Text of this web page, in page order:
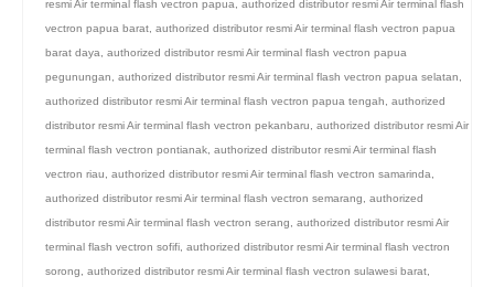
resmi Air terminal flash vectron papua
authorized distributor resmi Air terminal flash
vectron papua barat authorized distributor resmi Air terminal flash vectron papua
barat daya
authorized distributor resmi Air terminal flash vectron papua
pegunungan
authorized distributor resmi Air terminal flash vectron papua selatan
authorized distributor resmi Air terminal flash vectron papua tengah
authorized
distributor resmi Air terminal flash vectron pekanbaru
authorized distributor resmi Air
terminal flash vectron pontianak authorized distributor resmi Air terminal flash
vectron riau
authorized distributor resmi Air terminal flash vectron samarinda
authorized distributor resmi Air terminal flash vectron semarang
authorized
distributor resmi Air terminal flash vectron serang
authorized distributor resmi Air
terminal flash vectron sofifi authorized distributor resmi Air terminal flash vectron
sorong
authorized distributor resmi Air terminal flash vectron sulawesi barat